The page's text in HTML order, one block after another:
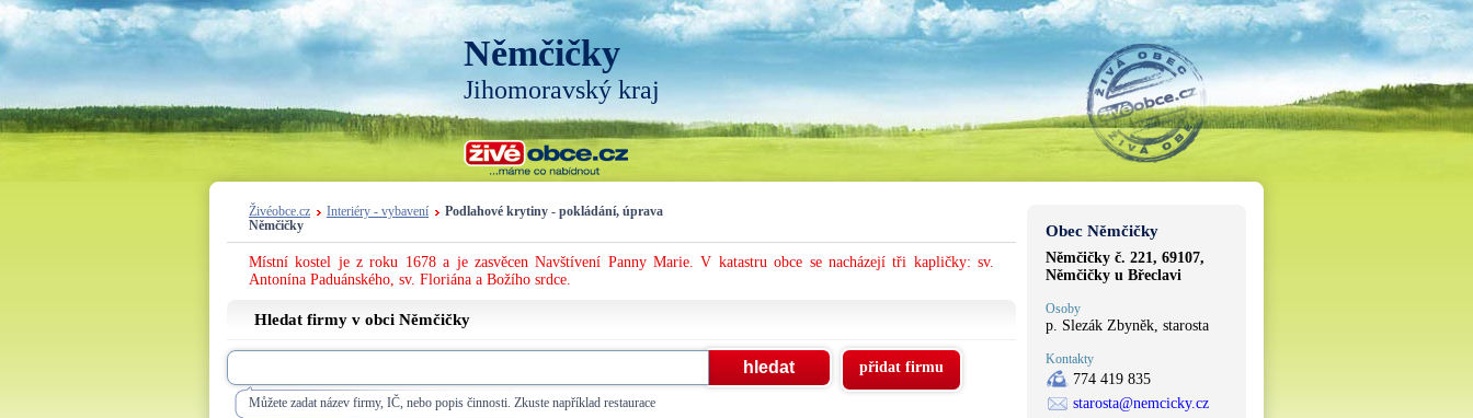
Němčičky
Jihomoravský kraj
Živéobce.cz Interiéry - vybavení
Podlahové krytiny - pokládání, úprava
Němčičky
Místní kostel je z roku 1678 a je zasvěcen Navštívení Panny Marie. V katastru obce se nacházejí tři kapličky: sv.
Antonína Paduánského, sv. Floriána a Božího srdce.
Hledat firmy v obci Němčičky
Můžete zadat název firmy, IČ, nebo popis činnosti. Zkuste například restaurace
přidat firmu
Obec Němčičky
Němčičky č. 221, 69107,
Němčičky u Břeclavi
Osoby
p. Slezák Zbyněk, starosta
Kontakty
774 419 835
starosta@nemcicky.cz